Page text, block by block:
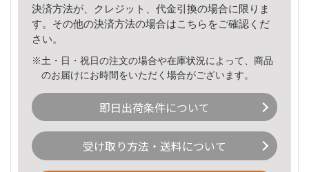
決済方法が、クレジット、代金引換の場合に限りま
す。その他の決済方法の場合はこちら をご確認くだ
さい。
※土・日・祝日の注文の場合や在庫状況によって、商品
のお届けにお時間をいただく場合がございます。
即日出荷条件について
受け取り方法・送料について